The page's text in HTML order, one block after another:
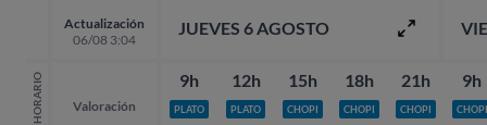
Actualización
06/08 3:04
HORARIO Valoración
JUEVES 6 AGOSTO
9h
PLATO
12h
PLATO
15h
CHOPI
18h
CHOPI
21h
CHOPI
9h
CHOPI